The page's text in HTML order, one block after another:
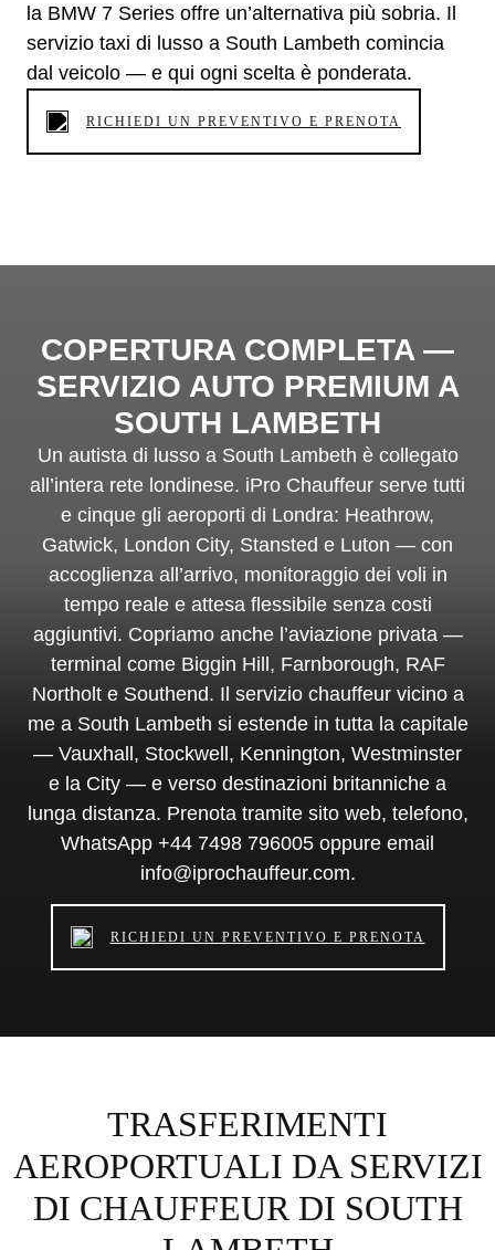
la BMW 7 Series offre un’alternativa più sobria. Il
servizio taxi di lusso a South Lambeth comincia
dal veicolo — e qui ogni scelta è ponderata.
RICHIEDI UN PREVENTIVO E PRENOTA
COPERTURA COMPLETA —
SERVIZIO AUTO PREMIUM A
SOUTH LAMBETH
Un autista di lusso a South Lambeth è collegato
all’intera rete londinese. iPro Chauffeur serve tutti
e cinque gli aeroporti di Londra: Heathrow,
Gatwick, London City, Stansted e Luton — con
accoglienza all’arrivo, monitoraggio dei voli in
tempo reale e attesa flessibile senza costi
aggiuntivi. Copriamo anche l’aviazione privata —
terminal come Biggin Hill, Farnborough, RAF
Northolt e Southend. Il servizio chauffeur vicino a
me a South Lambeth si estende in tutta la capitale
— Vauxhall, Stockwell, Kennington, Westminster
e la City — e verso destinazioni britanniche a
lunga distanza. Prenota tramite sito web, telefono,
WhatsApp +44 7498 796005 oppure email
info@iprochauffeur.com.
RICHIEDI UN PREVENTIVO E PRENOTA
TRASFERIMENTI
AEROPORTUALI DA SERVIZI
DI CHAUFFEUR DI SOUTH